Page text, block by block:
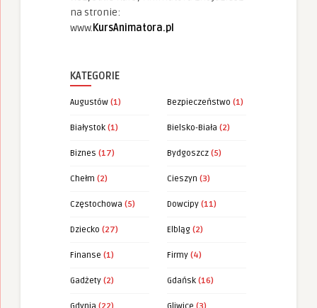
na stronie:
www.KursAnimatora.pl
KATEGORIE
Augustów (1) Bezpieczeństwo (1)
Białystok (1) Bielsko-Biała (2)
Biznes (17) Bydgoszcz (5)
Chełm (2) Cieszyn (3)
Częstochowa (5) Dowcipy (11)
Dziecko (27) Elbląg (2)
Finanse (1) Firmy (4)
Gadżety (2) Gdańsk (16)